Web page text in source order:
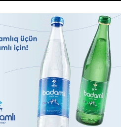
- 13:45 138
Abel Məhərrəmovun oğlu
SƏRƏNCAM
101
Xəzər Fərhadov ilə bağlı